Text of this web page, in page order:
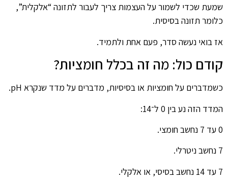
שמעת שכדי לשמור על העצמות צריך לעבור לתזונה “אלקלית”,
כלומר תזונה בסיסית.
אז בואי נעשה סדר, פעם אחת ולתמיד.
קודם כול: מה זה בכלל חומציות?
כשמדברים על חומציות או בסיסיות, מדברים על מדד שנקרא pH.
המדד הזה נע בין 0 ל־14:
0 עד 7 נחשב חומצי.
7 נחשב ניטרלי.
7 עד 14 נחשב בסיסי, או אלקלי.